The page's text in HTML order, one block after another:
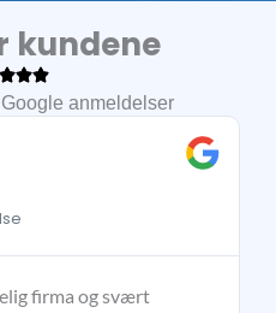
kundene
anmeldelser
firma og svært